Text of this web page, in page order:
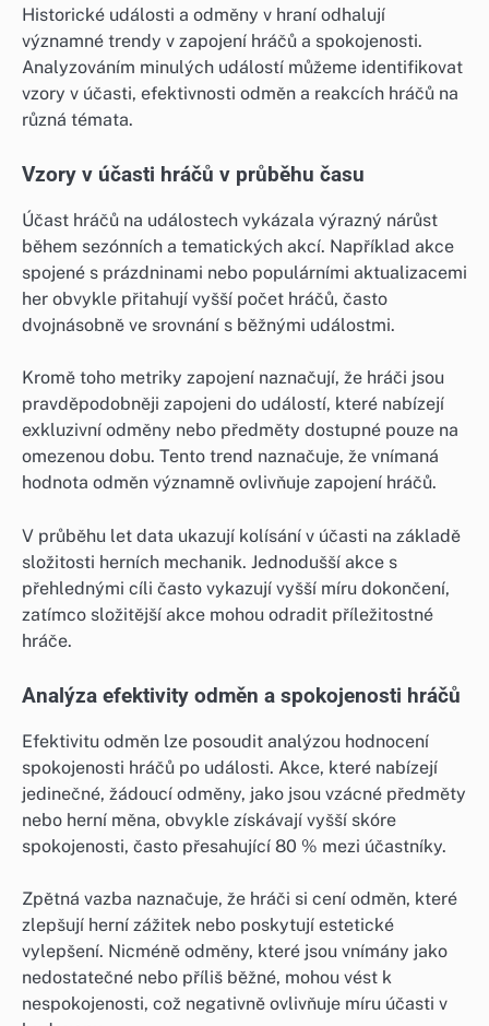
Historické události a odměny v hraní odhalují
významné trendy v zapojení hráčů a spokojenosti.
Analyzováním minulých událostí můžeme identifikovat
vzory v účasti, efektivnosti odměn a reakcích hráčů na
různá témata.
Vzory v účasti hráčů v průběhu času
Účast hráčů na událostech vykázala výrazný nárůst
během sezónních a tematických akcí. Například akce
spojené s prázdninami nebo populárními aktualizacemi
her obvykle přitahují vyšší počet hráčů, často
dvojnásobně ve srovnání s běžnými událostmi.
Kromě toho metriky zapojení naznačují, že hráči jsou
pravděpodobněji zapojeni do událostí, které nabízejí
exkluzivní odměny nebo předměty dostupné pouze na
omezenou dobu. Tento trend naznačuje, že vnímaná
hodnota odměn významně ovlivňuje zapojení hráčů.
V průběhu let data ukazují kolísání v účasti na základě
složitosti herních mechanik. Jednodušší akce s
přehlednými cíli často vykazují vyšší míru dokončení,
zatímco složitější akce mohou odradit příležitostné
hráče.
Analýza efektivity odměn a spokojenosti hráčů
Efektivitu odměn lze posoudit analýzou hodnocení
spokojenosti hráčů po události. Akce, které nabízejí
jedinečné, žádoucí odměny, jako jsou vzácné předměty
nebo herní měna, obvykle získávají vyšší skóre
spokojenosti, často přesahující 80 % mezi účastníky.
Zpětná vazba naznačuje, že hráči si cení odměn, které
zlepšují herní zážitek nebo poskytují estetické
vylepšení. Nicméně odměny, které jsou vnímány jako
nedostatečné nebo příliš běžné, mohou vést k
nespokojenosti, což negativně ovlivňuje míru účasti v